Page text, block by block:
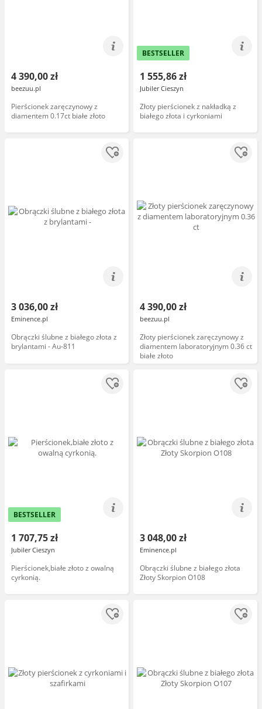
4 390,00 zł
beezuu.pl
Pierścionek zaręczynowy z
diamentem 0.17ct białe złoto
BESTSELLER
1 555,86 zł
Jubiler Cieszyn
Złoty pierścionek z nakładką z
białego złota i cyrkoniami
3 036,00 zł
Eminence.pl
Obrączki ślubne z białego złota z
brylantami - Au-811
4 390,00 zł
beezuu.pl
Złoty pierścionek zaręczynowy z
diamentem laboratoryjnym 0.36 ct
białe złoto
BESTSELLER
1 707,75 zł
Jubiler Cieszyn
Pierścionek,białe złoto z owalną
cyrkonią.
3 048,00 zł
Eminence.pl
Obrączki ślubne z białego złota
Złoty Skorpion O108